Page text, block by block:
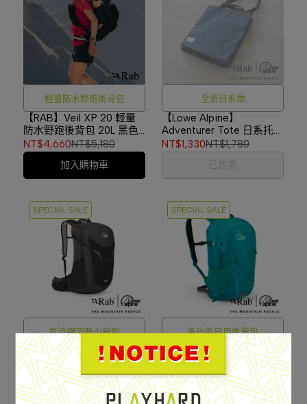
輕量防水野跑後背包
【RAB】Veil XP 20 輕量
防水野跑後背包 20L 黑色
#QAP71
NT$4,660NT$5,180
加入購物車
全新日系款
【Lowe Alpine】
Adventurer Tote 日系托特
包 海軍藍 #LA07
NT$1,330NT$1,780
已售完
SPECIAL SALE
氣流網架登山背包
【Lowe Alpine】AirZone
Active 26 氣流網架登山背
包 黑色 #FTF25
NT$2,980NT$3,980
加入購物車
SPECIAL SALE
多功能日用後背包
【Lowe Alpine】Edge 18
多功能日用後背包 群青藍
#FDP91
NT$1,480NT$1,980
加入購物車